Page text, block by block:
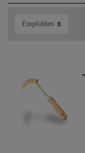
werden
als Eisen
in die
Kupfer ist
den